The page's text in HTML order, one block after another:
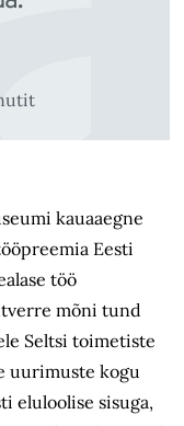
kauaaegne
Eesti
töö
mõni tund
Seltsi toimetiste
uurimuste kogu
eluloolise sisuga,